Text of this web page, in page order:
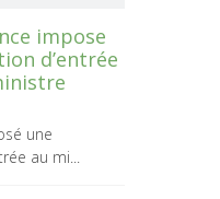
impose
d’entrée
une
au mi...